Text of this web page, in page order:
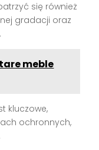
się również
gradacji oraz
meble
kluczowe,
ochronnych,